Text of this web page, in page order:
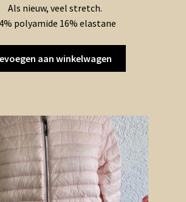
Als nieuw, veel stretch.
polyamide 16% elastane
aan winkelwagen